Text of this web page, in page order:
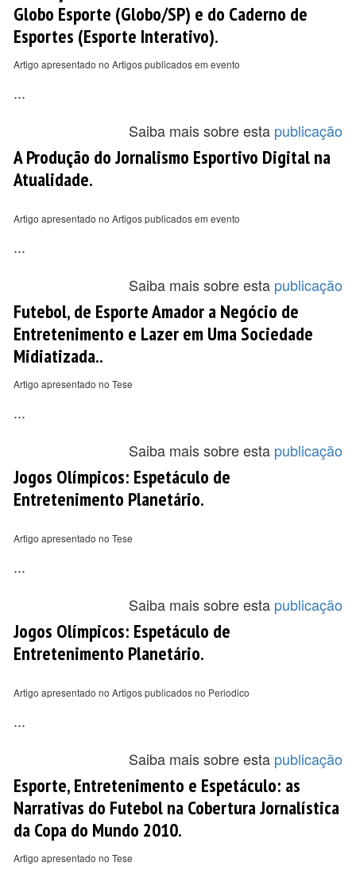
Globo Esporte (Globo/SP) e do Caderno de
Esportes (Esporte Interativo).
Artigo apresentado no Artigos publicados em evento
...
Saiba mais sobre esta publicação
A Produção do Jornalismo Esportivo Digital na
Atualidade.
Artigo apresentado no Artigos publicados em evento
...
Saiba mais sobre esta publicação
Futebol, de Esporte Amador a Negócio de
Entretenimento e Lazer em Uma Sociedade
Midiatizada..
Artigo apresentado no Tese
...
Saiba mais sobre esta publicação
Jogos Olímpicos: Espetáculo de
Entretenimento Planetário.
Artigo apresentado no Tese
...
Saiba mais sobre esta publicação
Jogos Olímpicos: Espetáculo de
Entretenimento Planetário.
Artigo apresentado no Artigos publicados no Periodico
...
Saiba mais sobre esta publicação
Esporte, Entretenimento e Espetáculo: as
Narrativas do Futebol na Cobertura Jornalística
da Copa do Mundo 2010.
Artigo apresentado no Tese